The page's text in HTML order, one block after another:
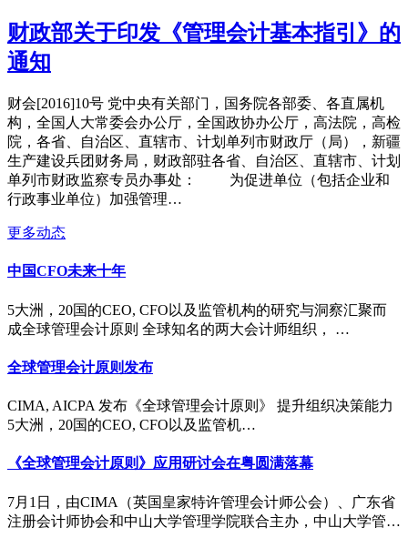
财政部关于印发《管理会计基本指引》的
通知
财会[2016]10号 党中央有关部门，国务院各部委、各直属机
构，全国人大常委会办公厅，全国政协办公厅，高法院，高检
院，各省、自治区、直辖市、计划单列市财政厅（局），新疆
生产建设兵团财务局，财政部驻各省、自治区、直辖市、计划
单列市财政监察专员办事处： 为促进单位（包括企业和
行政事业单位）加强管理…
更多动态
中国CFO未来十年
5大洲，20国的CEO, CFO以及监管机构的研究与洞察汇聚而
成全球管理会计原则 全球知名的两大会计师组织， …
全球管理会计原则发布
CIMA, AICPA 发布《全球管理会计原则》 提升组织决策能力
5大洲，20国的CEO, CFO以及监管机…
《全球管理会计原则》应用研讨会在粤圆满落幕
7月1日，由CIMA（英国皇家特许管理会计师公会）、广东省
注册会计师协会和中山大学管理学院联合主办，中山大学管…